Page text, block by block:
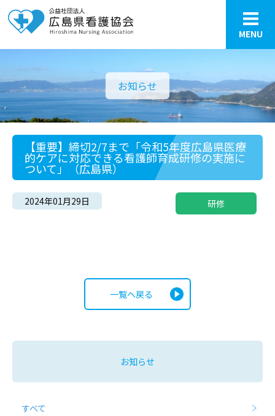
MENU
お知らせ
【重要】締切2/7まで「令和5年度広島県医療
的ケアに対応できる看護師育成研修の実施に
ついて」（広島県）
2024年01月29日 研修
一覧へ戻る
お知らせ
すべて